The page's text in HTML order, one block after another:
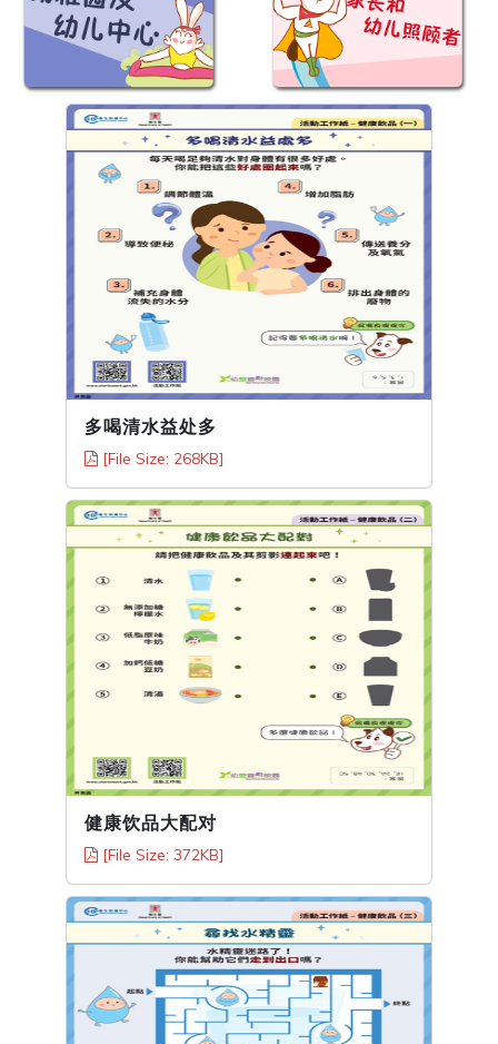
多喝清水益处多
[File Size: 268KB]
健康饮品大配对
[File Size: 372KB]